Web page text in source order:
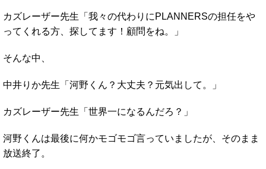
カズレーザー先生「我々の代わりにPLANNERSの担任をや
ってくれる方、探してます！顧問をね。」
そんな中、
中井りか先生「河野くん？大丈夫？元気出して。」
カズレーザー先生「世界一になるんだろ？」
河野くんは最後に何かモゴモゴ言っていましたが、そのまま
放送終了。